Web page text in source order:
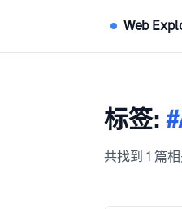
Web
标签:
共找到 1 篇